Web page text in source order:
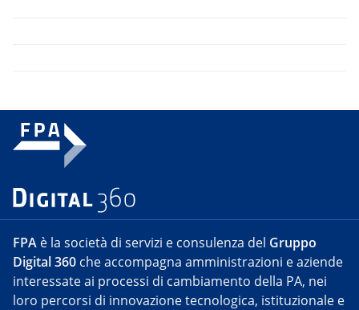
FPA è la società di servizi e consulenza del Gruppo
Digital 360 che accompagna amministrazioni e aziende
interessate ai processi di cambiamento della PA, nei
loro percorsi di innovazione tecnologica, istituzionale e